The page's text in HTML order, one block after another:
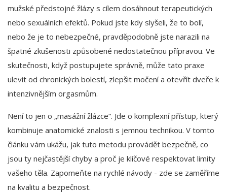
mužské předstojné žlázy s cílem dosáhnout terapeutických
nebo sexuálních efektů. Pokud jste kdy slyšeli, že to bolí,
nebo že je to nebezpečné, pravděpodobně jste narazili na
špatné zkušenosti způsobené nedostatečnou přípravou. Ve
skutečnosti, když postupujete správně, může tato praxe
ulevit od chronických bolestí, zlepšit močení a otevřít dveře k
intenzivnějším orgasmům.
Není to jen o „masážní žlázce“. Jde o komplexní přístup, který
kombinuje anatomické znalosti s jemnou technikou. V tomto
článku vám ukážu, jak tuto metodu provádět bezpečně, co
jsou ty nejčastější chyby a proč je klíčové respektovat limity
vašeho těla. Zapomeňte na rychlé návody - zde se zaměříme
na kvalitu a bezpečnost.